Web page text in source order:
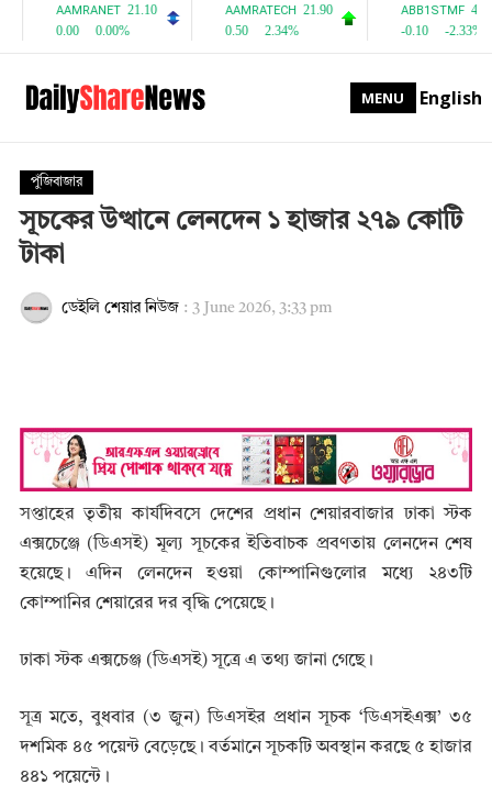
MENU English
পুঁজিবাজার
সূচকের উত্থানে লেনদেন ১ হাজার ২৭৯ কোটি
টাকা
ডেইলি শেয়ার নিউজ: 3 June 2026, 3:33 pm
সপ্তাহের তৃতীয় কার্যদিবসে দেশের প্রধান শেয়ারবাজার ঢাকা স্টক
এক্সচেঞ্জে (ডিএসই) মূল্য সূচকের ইতিবাচক প্রবণতায় লেনদেন শেষ
হয়েছে। এদিন লেনদেন হওয়া কোম্পানিগুলোর মধ্যে ২৪৩টি
কোম্পানির শেয়ারের দর বৃদ্ধি পেয়েছে।
ঢাকা স্টক এক্সচেঞ্জ (ডিএসই) সূত্রে এ তথ্য জানা গেছে।
সূত্র মতে, বুধবার (৩ জুন) ডিএসইর প্রধান সূচক ‘ডিএসইএক্স’ ৩৫
দশমিক ৪৫ পয়েন্ট বেড়েছে। বর্তমানে সূচকটি অবস্থান করছে ৫ হাজার
৪৪১ পয়েন্টে।